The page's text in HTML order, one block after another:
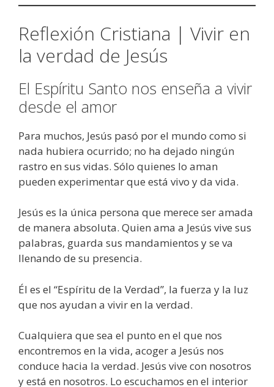
Reflexión Cristiana | Vivir en
la verdad de Jesús
El Espíritu Santo nos enseña a vivir
desde el amor
Para muchos, Jesús pasó por el mundo como si
nada hubiera ocurrido; no ha dejado ningún
rastro en sus vidas. Sólo quienes lo aman
pueden experimentar que está vivo y da vida.
Jesús es la única persona que merece ser amada
de manera absoluta. Quien ama a Jesús vive sus
palabras, guarda sus mandamientos y se va
llenando de su presencia.
Él es el “Espíritu de la Verdad”, la fuerza y la luz
que nos ayudan a vivir en la verdad.
Cualquiera que sea el punto en el que nos
encontremos en la vida, acoger a Jesús nos
conduce hacia la verdad. Jesús vive con nosotros
y está en nosotros. Lo escuchamos en el interior